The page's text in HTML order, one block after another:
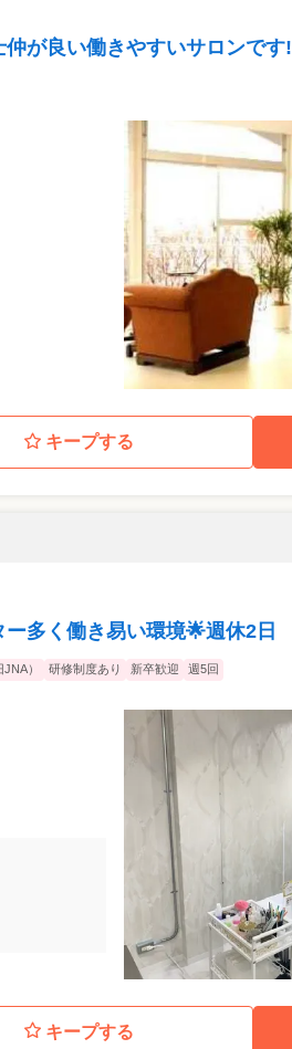
アップで
瞬間にやり
後に教材や
した。気が
が良い働きやすいサロンです!
キープする
多く働き易い環境🌟週休2日
） 研修制度あり 新卒歓迎 週5回
キープする